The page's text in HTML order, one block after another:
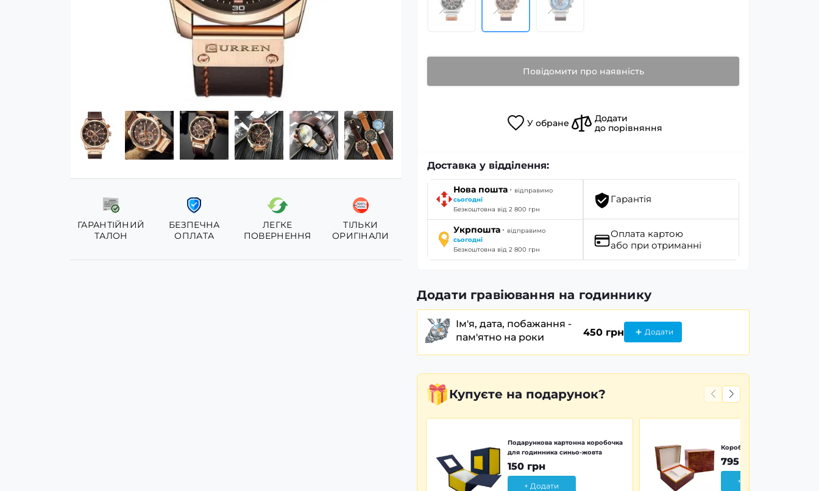
ГАРАНТІЙНИЙ
ТАЛОН
БЕЗПЕЧНА
ОПЛАТА
ЛЕГКЕ
ПОВЕРНЕННЯ
ТІЛЬКИ
ОРИГІНАЛИ
Повідомити про наявність
У обране
Додати
до порівняння
Доставка у відділення:
Нова пошта · відправимо
сьогодні
Безкоштовна від 2 800 грн
Укрпошта · відправимо
сьогодні
Безкоштовна від 2 800 грн
Гарантія
Оплата картою
або при отриманні
Додати гравіювання на годиннику
Ім'я, дата, побажання -
пам'ятно на роки
450 грн Додати
Купуєте на подарунок?
Подарункова картонна коробочка
для годинника синьо-жовта
150 грн
+ Додати
Коробочка дерево Wood
795 грн
+ Додати